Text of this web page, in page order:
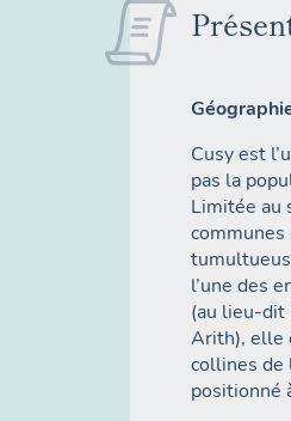
Cusy est
pas la
Limitée au
l’une des
(au lieu-dit
Arith), elle
collines de
positionné